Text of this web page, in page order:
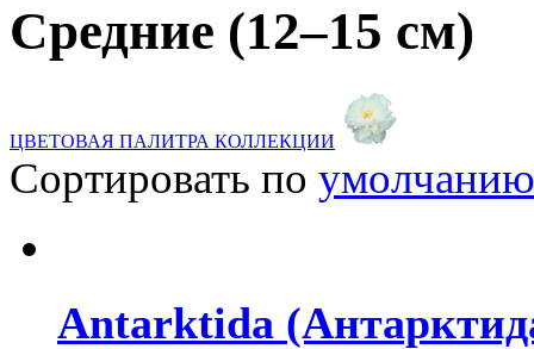
Средние (12–15 см)
ЦВЕТОВАЯ ПАЛИТРА КОЛЛЕКЦИИ
Сортировать по умолчанию
Antarktida